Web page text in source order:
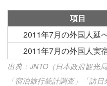
項目
2011年7月の外国人延
2011年7月の外国人実
出典：JNTO（日本政府観光
「宿泊旅行統計調査」「訪